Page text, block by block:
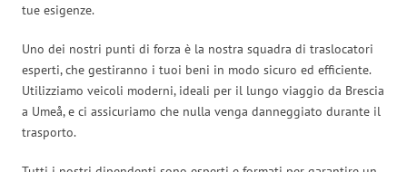
tue esigenze.
Uno dei nostri punti di forza è la nostra squadra di traslocatori
esperti, che gestiranno i tuoi beni in modo sicuro ed efficiente.
Utilizziamo veicoli moderni, ideali per il lungo viaggio da Brescia
a Umeå, e ci assicuriamo che nulla venga danneggiato durante il
trasporto.